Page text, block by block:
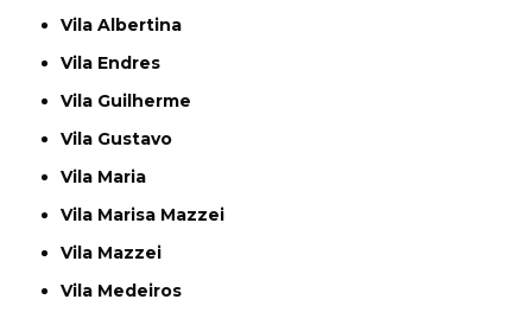
Vila Albertina
Vila Endres
Vila Guilherme
Vila Gustavo
Vila Maria
Vila Marisa Mazzei
Vila Mazzei
Vila Medeiros